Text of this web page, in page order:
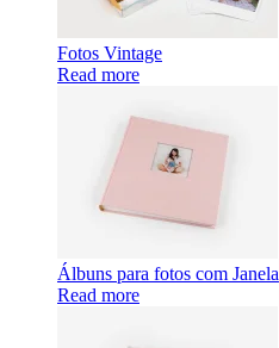
Fotos Vintage
Read more
Álbuns para fotos com Janela
Read more